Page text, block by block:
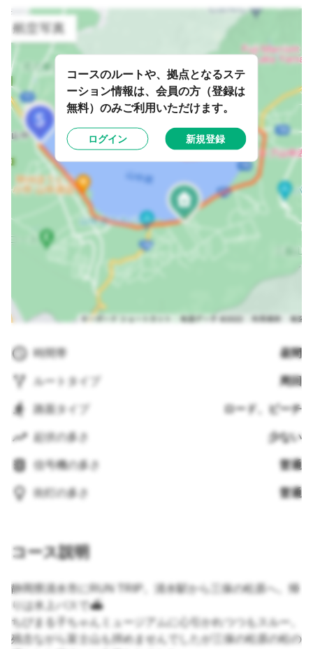
時間帯 昼間
ルートタイプ 周回
路面タイプ ロード、ビーチ
起伏の多さ 少ない
信号機の多さ 普通
街灯の多さ 普通
コース説明
静岡県清水市にRUN TRIP。清水駅から三保の松原へ。帰
りは水上バスで⛴️
ちびまる子ちゃんミュージアムに心引かれつつもスルー。
残念ながら富士山も拝めませんでしたが三保の松原の松の
コースのルートや、拠点となるステ
ーション情報は、会員の方（登録は
無料）のみご利用いただけます。
ログイン 新規登録